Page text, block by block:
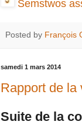
Semstwos
Posted by François
samedi 1 mars 2014
Rapport de la
Suite de la